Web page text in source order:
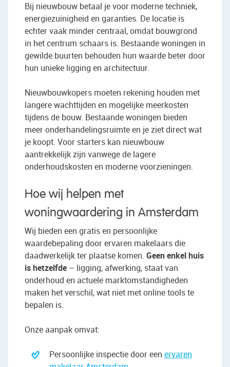
Bij nieuwbouw betaal je voor moderne techniek,
energiezuinigheid en garanties. De locatie is
echter vaak minder centraal, omdat bouwgrond
in het centrum schaars is. Bestaande woningen in
gewilde buurten behouden hun waarde beter door
hun unieke ligging en architectuur.
Nieuwbouwkopers moeten rekening houden met
langere wachttijden en mogelijke meerkosten
tijdens de bouw. Bestaande woningen bieden
meer onderhandelingsruimte en je ziet direct wat
je koopt. Voor starters kan nieuwbouw
aantrekkelijk zijn vanwege de lagere
onderhoudskosten en moderne voorzieningen.
Hoe wij helpen met
woningwaardering in Amsterdam
Wij bieden een gratis en persoonlijke
waardebepaling door ervaren makelaars die
daadwerkelijk ter plaatse komen. Geen enkel huis
is hetzelfde – ligging, afwerking, staat van
onderhoud en actuele marktomstandigheden
maken het verschil, wat niet met online tools te
bepalen is.
Onze aanpak omvat:
Persoonlijke inspectie door een ervaren